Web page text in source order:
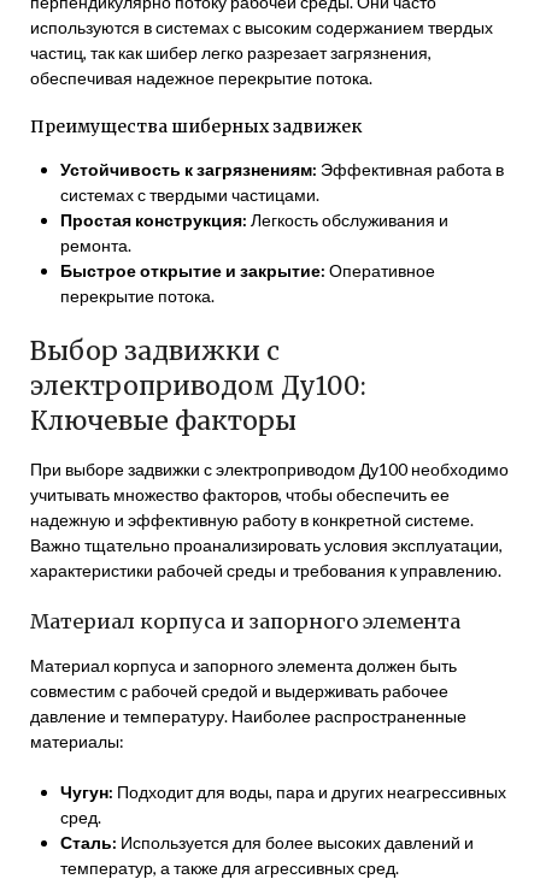
используются в системах с высоким содержанием твердых
частиц, так как шибер легко разрезает загрязнения,
обеспечивая надежное перекрытие потока.
Преимущества шиберных задвижек
Устойчивость к загрязнениям: Эффективная работа в
системах с твердыми частицами.
Простая конструкция: Легкость обслуживания и
ремонта.
Быстрое открытие и закрытие: Оперативное
перекрытие потока.
Выбор задвижки с
электроприводом Ду100:
Ключевые факторы
При выборе задвижки с электроприводом Ду100 необходимо
учитывать множество факторов, чтобы обеспечить ее
надежную и эффективную работу в конкретной системе.
Важно тщательно проанализировать условия эксплуатации,
характеристики рабочей среды и требования к управлению.
Материал корпуса и запорного элемента
Материал корпуса и запорного элемента должен быть
совместим с рабочей средой и выдерживать рабочее
давление и температуру. Наиболее распространенные
материалы:
Чугун: Подходит для воды, пара и других неагрессивных
сред.
Сталь: Используется для более высоких давлений и
температур, а также для агрессивных сред.